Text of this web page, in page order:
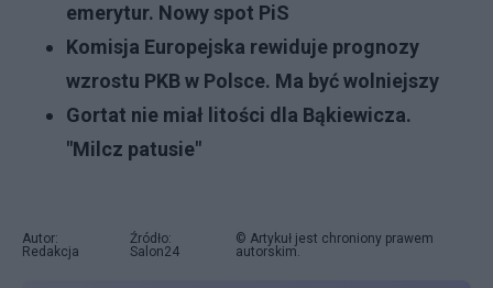
emerytur. Nowy spot PiS
Komisja Europejska rewiduje prognozy
wzrostu PKB w Polsce. Ma być wolniejszy
Gortat nie miał litości dla Bąkiewicza.
"Milcz patusie"
Autor:
Redakcja
Źródło:
Salon24
© Artykuł jest chroniony prawem
autorskim.